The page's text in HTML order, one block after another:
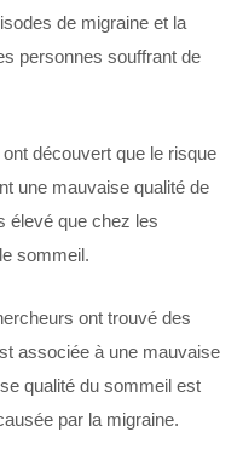
de migraine et la
personnes souffrant de
découvert que le risque
une mauvaise qualité de
élevé que chez les
sommeil.
ont trouvé des
associée à une mauvaise
qualité du sommeil est
par la migraine.